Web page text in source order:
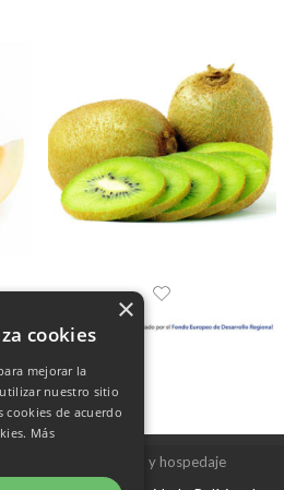
Champi s.l. - Diseño y hospedaje
×
cookies
mejorar la
nuestro sitio
cookies de acuerdo
Más